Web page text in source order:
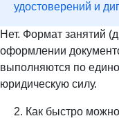
удостоверений и
Нет. Формат занятий
оформлении
выполняются по
юридическую силу.
2. Как быстро